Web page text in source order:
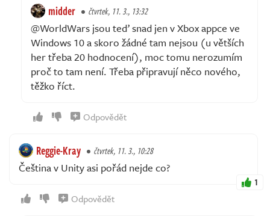
midder čtvrtek, 11. 3., 13:32
@WorldWars jsou teď snad jen v Xbox appce ve
Windows 10 a skoro žádné tam nejsou (u větších
her třeba 20 hodnocení), moc tomu nerozumím
proč to tam není. Třeba připravují něco nového,
těžko říct.
Odpovědět
Reggie-Kray čtvrtek, 11. 3., 10:28
Čeština v Unity asi pořád nejde co?
1
Odpovědět